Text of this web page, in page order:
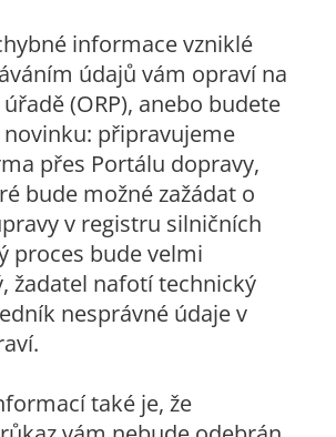
informace vzniklé
údajů vám opraví na
(ORP), anebo budete
připravujeme
přes Portálu dopravy,
bude možné zažádat o
v registru silničních
proces bude velmi
žadatel nafotí technický
nesprávné údaje v
také je, že